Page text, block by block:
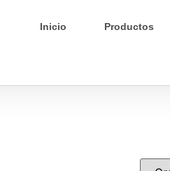
Inicio Productos